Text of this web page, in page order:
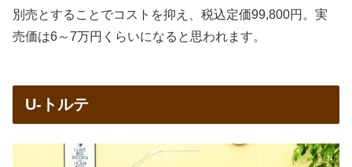
別売とすることでコストを抑え、税込定価99,800円。実
売価は6～7万円くらいになると思われます。
U-トルテ